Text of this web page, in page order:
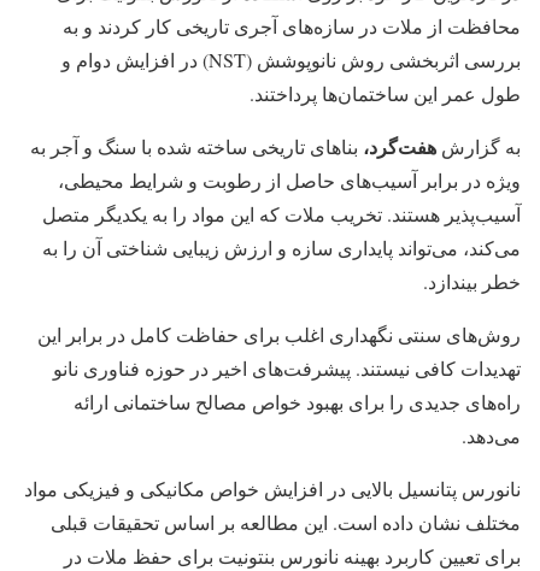
محافظت از ملات در سازه‌های آجری تاریخی کار کردند و به
بررسی اثربخشی روش نانوپوشش (NST) در افزایش دوام و
طول عمر این ساختمان‌ها پرداختند.
به گزارش هفت‌گرد، بناهای تاریخی ساخته شده با سنگ و آجر به
ویژه در برابر آسیب‌های حاصل از رطوبت و شرایط محیطی،
آسیب‌پذیر هستند. تخریب ملات که این مواد را به یکدیگر متصل
می‌کند، می‌تواند پایداری سازه و ارزش زیبایی شناختی آن را به
خطر بیندازد.
روش‌های سنتی نگهداری اغلب برای حفاظت کامل در برابر این
تهدیدات کافی نیستند. پیشرفت‌های اخیر در حوزه فناوری نانو
راه‌های جدیدی را برای بهبود خواص مصالح ساختمانی ارائه
می‌دهد.
نانورس پتانسیل بالایی در افزایش خواص مکانیکی و فیزیکی مواد
مختلف نشان داده است. این مطالعه بر اساس تحقیقات قبلی
برای تعیین کاربرد بهینه نانورس بنتونیت برای حفظ ملات در